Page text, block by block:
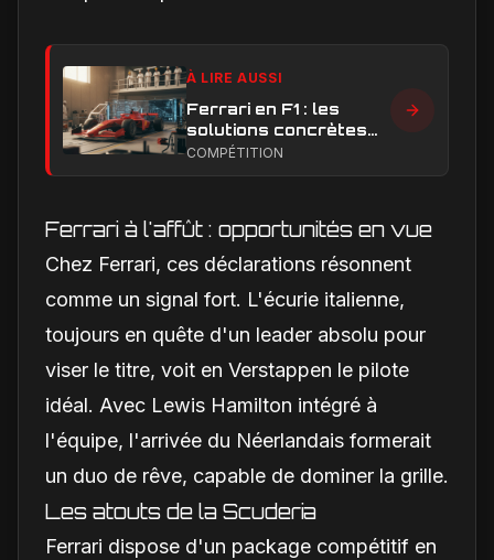
À LIRE AUSSI
Ferrari en F1 : les
solutions concrètes
pour combler son
COMPÉTITION
Ferrari à l'affût : opportunités en vue
Chez Ferrari, ces déclarations résonnent
comme un signal fort. L'écurie italienne,
toujours en quête d'un leader absolu pour
viser le titre, voit en Verstappen le pilote
idéal. Avec Lewis Hamilton intégré à
l'équipe, l'arrivée du Néerlandais formerait
un duo de rêve, capable de dominer la grille.
Les atouts de la Scuderia
Ferrari dispose d'un package compétitif en